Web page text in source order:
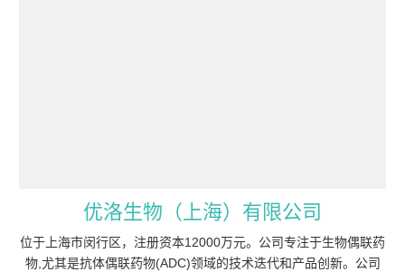
优洛生物（上海）有限公司
位于上海市闵行区，注册资本12000万元。公司专注于生物偶联药
物,尤其是抗体偶联药物(ADC)领域的技术迭代和产品创新。公司